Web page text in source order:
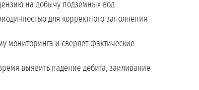
на добычу подземных вод
для корректного заполнения
мониторинга и сверяет фактические
выявить падение дебита, заиливание